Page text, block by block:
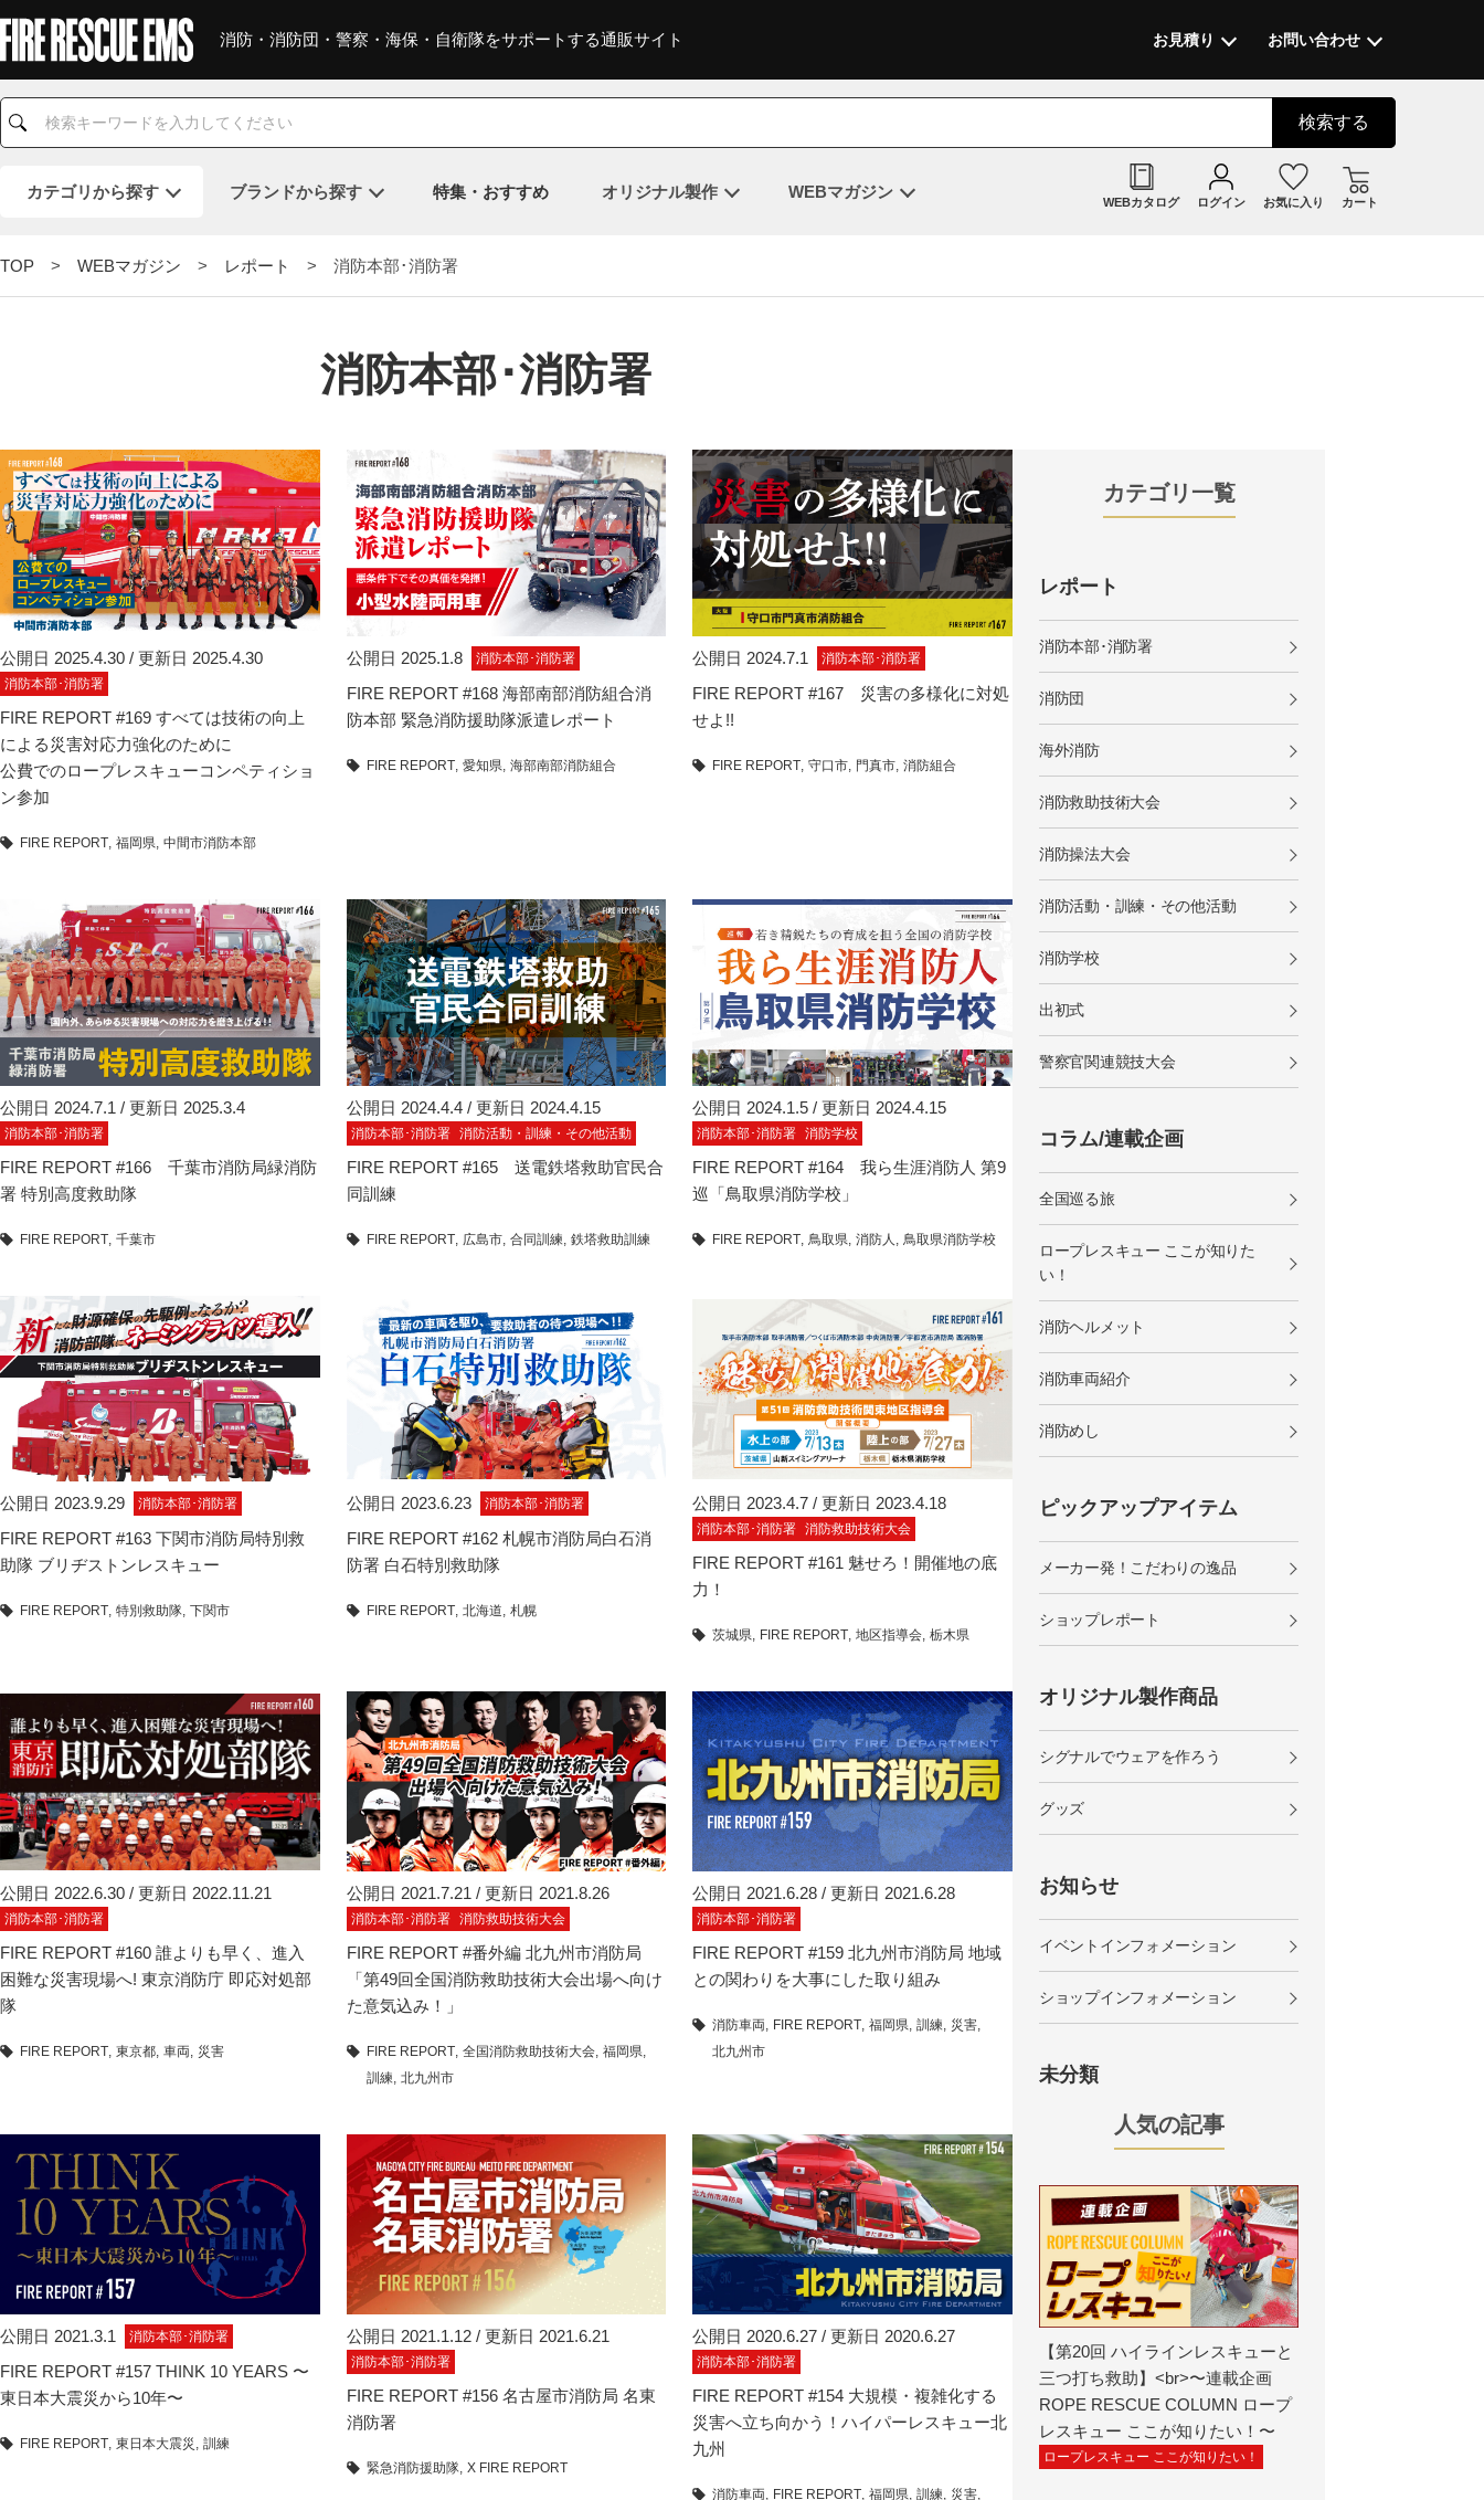
消防・消防団・警察・海保・自衛隊をサポートする通販サイト お見積り お問い合わせ
検索する
カテゴリから探す ブランドから探す 特集・おすすめ オリジナル製作 WEBマガジン
WEBカタログ ログイン お気に入り カート
TOP > WEBマガジン > レポート > 消防本部･消防署
消防本部･消防署
公開日 2025.4.30 / 更新日 2025.4.30
消防本部･消防署
FIRE REPORT #169 すべては技術の向上
による災害対応力強化のために
公費でのロープレスキューコンペティショ
ン参加
FIRE REPORT 福岡県 中間市消防本部
公開日 2025.1.8 消防本部･消防署
FIRE REPORT #168 海部南部消防組合消
防本部 緊急消防援助隊派遣レポート
FIRE REPORT 愛知県 海部南部消防組合
公開日 2024.7.1 消防本部･消防署
FIRE REPORT #167 災害の多様化に対処
せよ!!
FIRE REPORT 守口市 門真市 消防組合
公開日 2024.7.1 / 更新日 2025.3.4
消防本部･消防署
FIRE REPORT #166 千葉市消防局緑消防
署 特別高度救助隊
FIRE REPORT 千葉市
公開日 2024.4.4 / 更新日 2024.4.15
消防本部･消防署 消防活動・訓練・その他活動
FIRE REPORT #165 送電鉄塔救助官民合
同訓練
FIRE REPORT 広島市 合同訓練 鉄塔救助訓練
公開日 2024.1.5 / 更新日 2024.4.15
消防本部･消防署 消防学校
FIRE REPORT #164 我ら生涯消防人 第9
巡「鳥取県消防学校」
FIRE REPORT 鳥取県 消防人 鳥取県消防学校
公開日 2023.9.29 消防本部･消防署
FIRE REPORT #163 下関市消防局特別救
助隊 ブリヂストンレスキュー
FIRE REPORT 特別救助隊 下関市
公開日 2023.6.23 消防本部･消防署
FIRE REPORT #162 札幌市消防局白石消
防署 白石特別救助隊
FIRE REPORT 北海道 札幌
公開日 2023.4.7 / 更新日 2023.4.18
消防本部･消防署 消防救助技術大会
FIRE REPORT #161 魅せろ！開催地の底
力！
茨城県 FIRE REPORT 地区指導会 栃木県
公開日 2022.6.30 / 更新日 2022.11.21
消防本部･消防署
FIRE REPORT #160 誰よりも早く、進入
困難な災害現場へ! 東京消防庁 即応対処部
隊
FIRE REPORT 東京都 車両 災害
公開日 2021.7.21 / 更新日 2021.8.26
消防本部･消防署 消防救助技術大会
FIRE REPORT #番外編 北九州市消防局
「第49回全国消防救助技術大会出場へ向け
た意気込み！」
FIRE REPORT 全国消防救助技術大会 福岡県
訓練 北九州市
公開日 2021.6.28 / 更新日 2021.6.28
消防本部･消防署
FIRE REPORT #159 北九州市消防局 地域
との関わりを大事にした取り組み
消防車両 FIRE REPORT 福岡県 訓練 災害
北九州市
公開日 2021.3.1 消防本部･消防署
FIRE REPORT #157 THINK 10 YEARS 〜
東日本大震災から10年〜
FIRE REPORT 東日本大震災 訓練
公開日 2021.1.12 / 更新日 2021.6.21
消防本部･消防署
FIRE REPORT #156 名古屋市消防局 名東
消防署
緊急消防援助隊 X FIRE REPORT
公開日 2020.6.27 / 更新日 2020.6.27
消防本部･消防署
FIRE REPORT #154 大規模・複雑化する
災害へ立ち向かう！ハイパーレスキュー北
九州
消防車両 FIRE REPORT 福岡県 訓練 災害
カテゴリ一覧
レポート
消防本部･消防署
消防団
海外消防
消防救助技術大会
消防操法大会
消防活動・訓練・その他活動
消防学校
出初式
警察官関連競技大会
コラム/連載企画
全国巡る旅
ロープレスキュー ここが知りた
い！
消防ヘルメット
消防車両紹介
消防めし
ピックアップアイテム
メーカー発！こだわりの逸品
ショップレポート
オリジナル製作商品
シグナルでウェアを作ろう
グッズ
お知らせ
イベントインフォメーション
ショップインフォメーション
未分類
人気の記事
【第20回 ハイラインレスキューと
三つ打ち救助】<br>〜連載企画
ROPE RESCUE COLUMN ロープ
レスキュー ここが知りたい！〜
ロープレスキュー ここが知りたい！